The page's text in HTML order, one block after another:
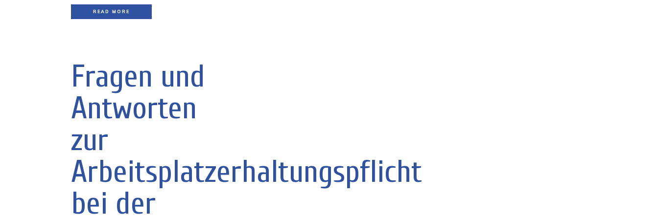
READ MORE
Fragen und
Antworten
zur
Arbeitsplatzerhaltungspflicht
bei der